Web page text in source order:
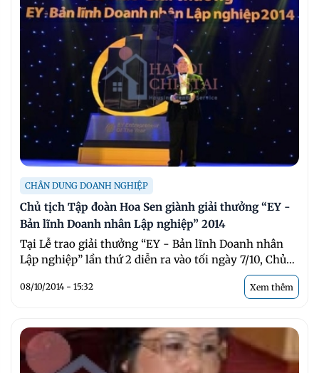
CHÂN DUNG DOANH NGHIỆP
Chủ tịch Tập đoàn Hoa Sen giành giải thưởng “EY -
Bản lĩnh Doanh nhân Lập nghiệp” 2014
Tại Lễ trao giải thưởng “EY - Bản lĩnh Doanh nhân
Lập nghiệp” lần thứ 2 diễn ra vào tối ngày 7/10, Chủ
08/10/2014 - 15:32 Xem thêm